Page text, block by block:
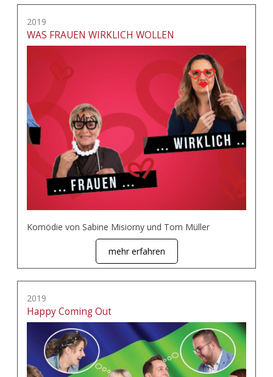
2019
WAS FRAUEN WIRKLICH WOLLEN
Komödie von Sabine Misiorny und Tom Müller
mehr erfahren
2019
Happy Coming Out